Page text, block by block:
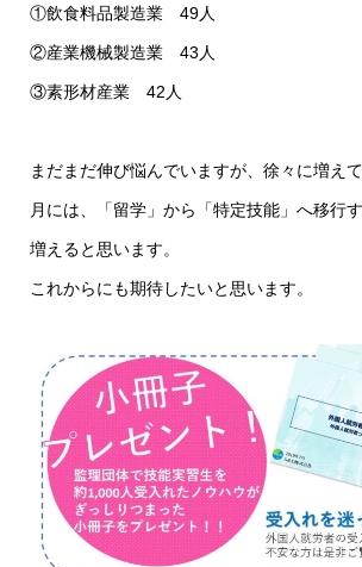
①飲食料品製造業 49人
②産業機械製造業 43人
③素形材産業 42人
まだまだ伸び悩んでいますが、徐々に増え
月には、「留学」から「特定技能」へ移行
増えると思います。
これからにも期待したいと思います。